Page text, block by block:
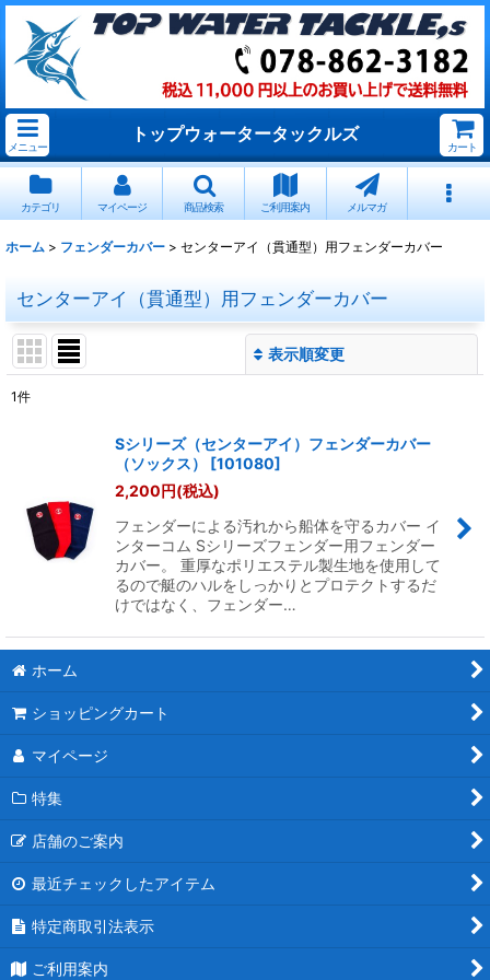
メニュー
トップウォータータックルズ
カート
カテゴリ マイページ 商品検索 ご利用案内 メルマガ
ホーム > フェンダーカバー > センターアイ（貫通型）用フェンダーカバー
センターアイ（貫通型）用フェンダーカバー
表示順変更
絞り込む
1件
Sシリーズ（センターアイ）フェンダーカバー
（ソックス）
[101080]
2,200円(税込)
フェンダーによる汚れから船体を守るカバー イ
ンターコム Sシリーズフェンダー用フェンダー
カバー。 重厚なポリエステル製生地を使用して
るので艇のハルをしっかりとプロテクトするだ
けではなく、フェンダー…
ホーム
ショッピングカート
マイページ
特集
店舗のご案内
最近チェックしたアイテム
特定商取引法表示
ご利用案内